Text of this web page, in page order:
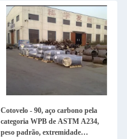
Cotovelo - 90, aço carbono pela
categoria WPB de ASTM A234,
peso padrão, extremidade